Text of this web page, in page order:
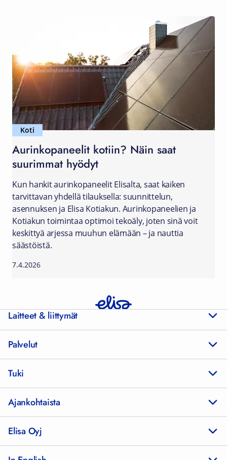
Koti
Aurinkopaneelit kotiin? Näin saat
suurimmat hyödyt
Kun hankit aurinkopaneelit Elisalta, saat kaiken
tarvittavan yhdellä tilauksella: suunnittelun,
asennuksen ja Elisa Kotiakun. Aurinkopaneelien ja
Kotiakun toimintaa optimoi tekoäly, joten sinä voit
keskittyä arjessa muuhun elämään – ja nauttia
säästöistä.
7.4.2026
Laitteet & liittymät
Palvelut
Tuki
Ajankohtaista
Elisa Oyj